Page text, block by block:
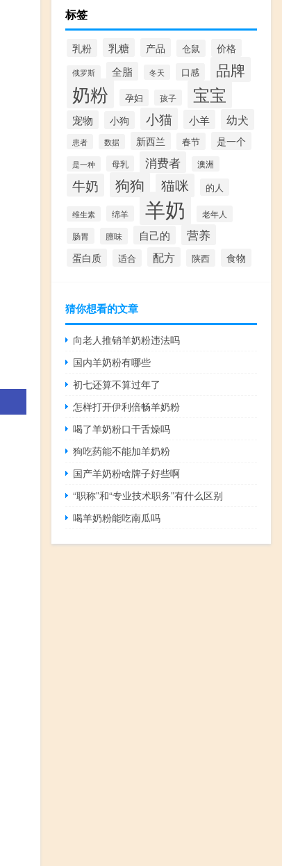
标签
乳粉 乳糖 产品 仓鼠 价格
俄罗斯 全脂 冬天 口感 品牌
奶粉 孕妇 孩子 宝宝
宠物 小狗 小猫 小羊 幼犬
患者 数据 新西兰 春节 是一个
是一种 母乳 消费者 澳洲
牛奶 狗狗 猫咪 的人
维生素 绵羊 羊奶 老年人
肠胃 膻味 自己的 营养
蛋白质 适合 配方 陕西 食物
猜你想看的文章
向老人推销羊奶粉违法吗
国内羊奶粉有哪些
初七还算不算过年了
怎样打开伊利倍畅羊奶粉
喝了羊奶粉口干舌燥吗
狗吃药能不能加羊奶粉
国产羊奶粉啥牌子好些啊
“职称”和“专业技术职务”有什么区别
喝羊奶粉能吃南瓜吗